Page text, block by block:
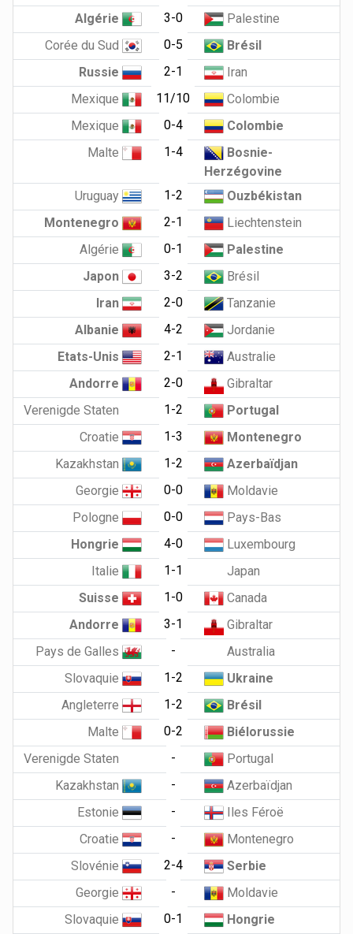
Algérie
3-0
Palestine
Corée du Sud
0-5
Brésil
Russie
2-1
Iran
Mexique
11/10
Colombie
Mexique
0-4
Colombie
Malte
1-4
Bosnie-
Herzégovine
Uruguay
1-2
Ouzbékistan
Montenegro
2-1
Liechtenstein
Algérie
0-1
Palestine
Japon
3-2
Brésil
Iran
2-0
Tanzanie
Albanie
4-2
Jordanie
Etats-Unis
2-1
Australie
Andorre
2-0
Gibraltar
Verenigde Staten
1-2
Portugal
Croatie
1-3
Montenegro
Kazakhstan
1-2
Azerbaïdjan
Georgie
0-0
Moldavie
Pologne
0-0
Pays-Bas
Hongrie
4-0
Luxembourg
Italie
1-1
Japan
Suisse
1-0
Canada
Andorre
3-1
Gibraltar
Pays de Galles
-
Australia
Slovaquie
1-2
Ukraine
Angleterre
1-2
Brésil
Malte
0-2
Biélorussie
Verenigde Staten
-
Portugal
Kazakhstan
-
Azerbaïdjan
Estonie
-
Iles Féroë
Croatie
-
Montenegro
Slovénie
2-4
Serbie
Georgie
-
Moldavie
Slovaquie
0-1 Hongrie